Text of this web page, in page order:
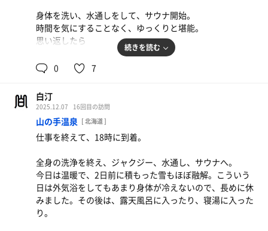
身体を洗い、水通しをして、サウナ開始。
時間を気にすることなく、ゆっくりと堪能。
思い返したら
①ミストサウナ8分→水風呂1分→外気浴3分→露天風呂
②ヒートサウナ10分→水風呂1分→外気浴3分→露天風呂
（不感の湯）での浮遊5～6分
この①と②を、3回繰り返していました。
過去最長の滞在時間。だったかもしれません。
16時近くになると、にわかに混みはじめたので、締めて退
浴。
リラックスできました。
続きを読む
0 7
白汀
2025.12.07 16回目の訪問
山の手温泉 [ 北海道 ]
仕事を終えて、18時に到着。
全身の洗浄を終え、ジャクジー、水通し、サウナへ。
今日は温暖で、2日前に積もった雪もほぼ融解。こういう
日は外気浴をしてもあまり身体が冷えないので、長めに休
みました。その後は、露天風呂に入ったり、寝湯に入った
り。